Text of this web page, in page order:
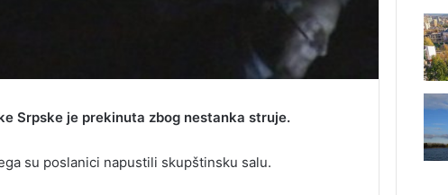
Srpske je prekinuta zbog nestanka struje.
su poslanici napustili skupštinsku salu.